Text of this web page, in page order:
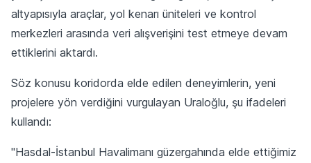
altyapısıyla araçlar, yol kenarı üniteleri ve kontrol
merkezleri arasında veri alışverişini test etmeye devam
ettiklerini aktardı.
Söz konusu koridorda elde edilen deneyimlerin, yeni
projelere yön verdiğini vurgulayan Uraloğlu, şu ifadeleri
kullandı:
"Hasdal-İstanbul Havalimanı güzergahında elde ettiğimiz